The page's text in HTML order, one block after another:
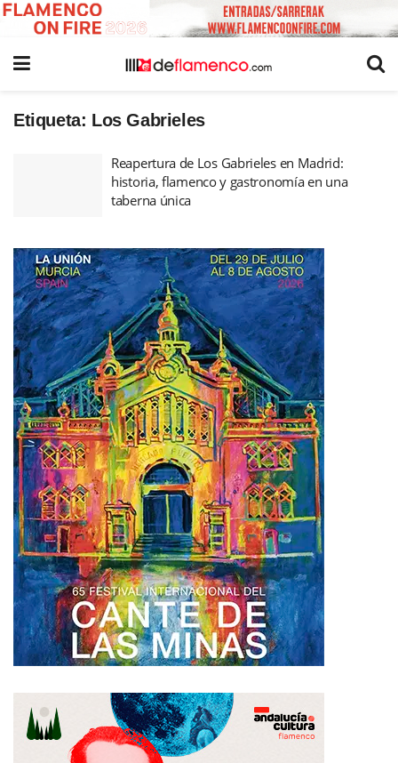
Etiqueta: Los Gabrieles
Reapertura de Los Gabrieles en Madrid:
historia, flamenco y gastronomía en una
taberna única